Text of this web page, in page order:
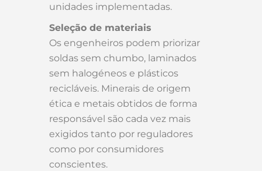
unidades implementadas.
Seleção de materiais
Os engenheiros podem priorizar
soldas sem chumbo, laminados
sem halogéneos e plásticos
recicláveis. Minerais de origem
ética e metais obtidos de forma
responsável são cada vez mais
exigidos tanto por reguladores
como por consumidores
conscientes.